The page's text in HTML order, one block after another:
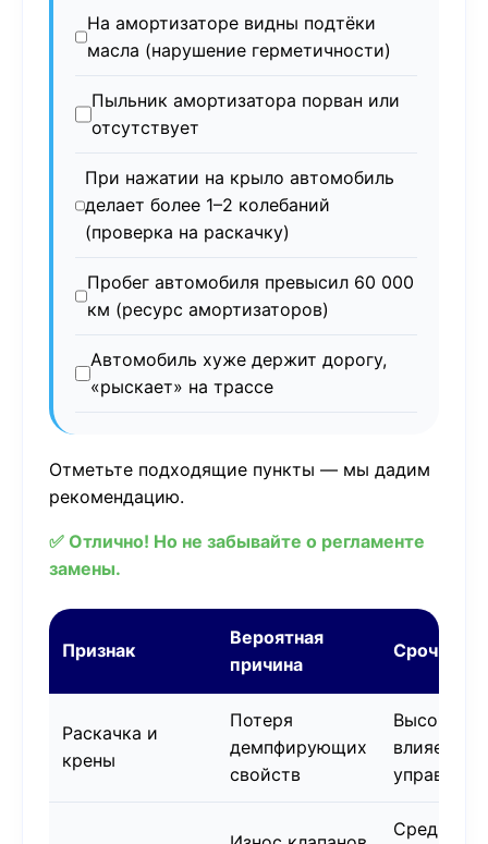
На амортизаторе видны подтёки
масла (нарушение герметичности)
Пыльник амортизатора порван или
отсутствует
При нажатии на крыло автомобиль
делает более 1–2 колебаний
(проверка на раскачку)
Пробег автомобиля превысил 60 000
км (ресурс амортизаторов)
Автомобиль хуже держит дорогу,
«рыскает» на трассе
Отметьте подходящие пункты — мы дадим
рекомендацию.
✅ Отлично! Но не забывайте о регламенте
замены.
Признак
Вероятная
причина
Срочность
Раскачка и
крены
Потеря
демпфирующих
свойств
Высокая,
влияет на
Средняя,